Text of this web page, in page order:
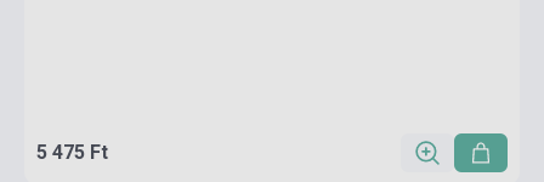
5 475 Ft